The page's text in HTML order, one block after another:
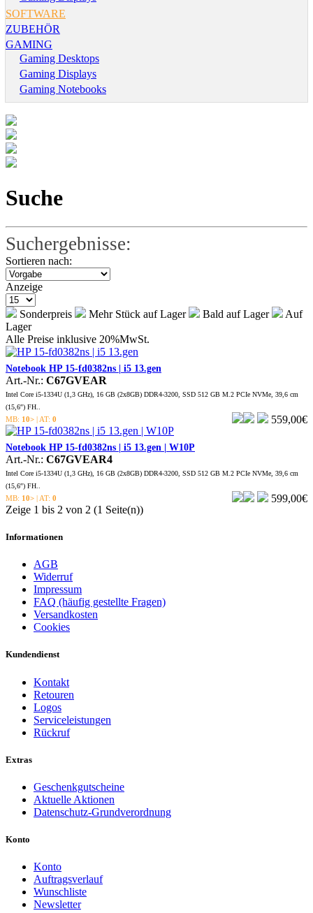
SOFTWARE
ZUBEHÖR
GAMING
Gaming Desktops
Gaming Displays
Gaming Notebooks
Suche
Suchergebnisse:
Sortieren nach:
Anzeige
Sonderpreis Mehr Stück auf Lager Bald auf Lager
Auf
Lager
Alle Preise inklusive 20%MwSt.
Notebook HP 15-fd0382ns | i5 13.gen
Art.-Nr.: C67GVEAR
Intel Core i5-1334U (1,3 GHz), 16 GB (2x8GB) DDR4-3200, SSD 512 GB M.2 PCIe NVMe, 39,6 cm
(15,6″) FH..
MB: 10> | AT: 0 559,00€
Notebook HP 15-fd0382ns | i5 13.gen | W10P
Art.-Nr.: C67GVEAR4
Intel Core i5-1334U (1,3 GHz), 16 GB (2x8GB) DDR4-3200, SSD 512 GB M.2 PCIe NVMe, 39,6 cm
(15,6″) FH..
MB: 10> | AT: 0
599,00€
Zeige 1 bis 2 von 2 (1 Seite(n))
Informationen
AGB
Widerruf
Impressum
FAQ (häufig gestellte Fragen)
Versandkosten
Cookies
Kundendienst
Kontakt
Retouren
Logos
Serviceleistungen
Rückruf
Extras
Geschenkgutscheine
Aktuelle Aktionen
Datenschutz-Grundverordnung
Konto
Konto
Auftragsverlauf
Wunschliste
Newsletter